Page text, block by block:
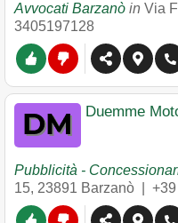
Avvocati Barzanò in Via
3405197128
Duemme
Pubblicità -
15, 23891 Barzanò